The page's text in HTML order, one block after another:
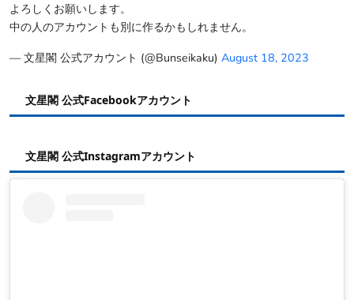
よろしくお願いします。
中の人のアカウントも別に作るかもしれません。
— 文星閣 公式アカウント (@Bunseikaku) August 18, 2023
文星閣 公式Facebookアカウント
文星閣 公式Instagramアカウント